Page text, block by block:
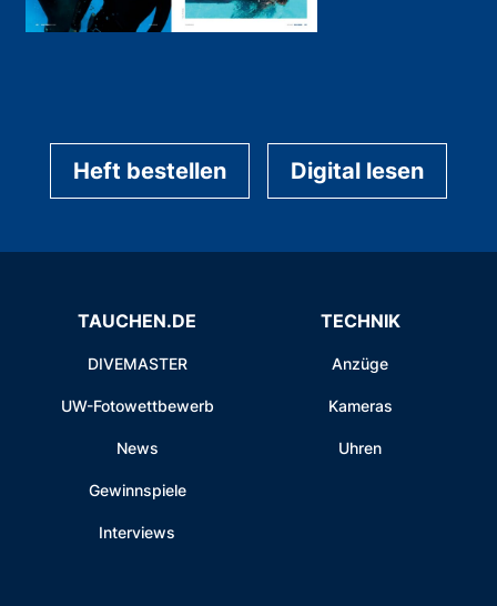
Heft bestellen Digital lesen
TAUCHEN.DE
DIVEMASTER
UW-Fotowettbewerb
News
Gewinnspiele
Interviews
TECHNIK
Anzüge
Kameras
Uhren